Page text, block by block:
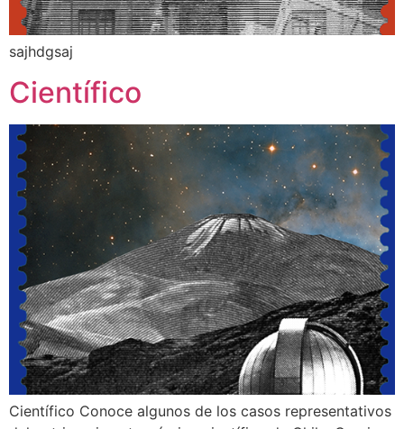
sajhdgsaj
Científico
Científico Conoce algunos de los casos representativos